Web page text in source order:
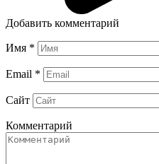
Добавить комментарий
Имя *
Email *
Сайт
Комментарий